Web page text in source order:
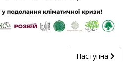
EU Code Week 2025 виконано!
наступна
Наступна